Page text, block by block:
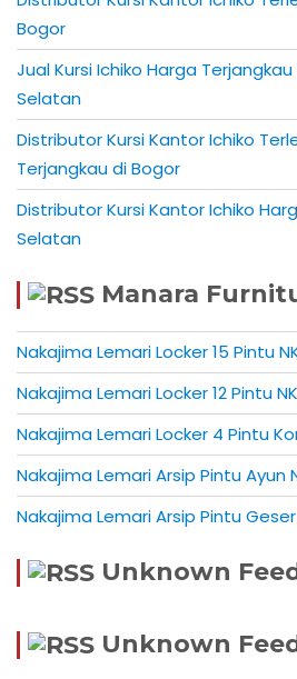
Bogor
Jual Kursi Ichiko Harga
Selatan
Distributor Kursi Kantor Ichiko
Terjangkau di Bogor
Distributor Kursi Kantor Ichiko
Selatan
Manara
Nakajima Lemari Locker 15 Pintu
Nakajima Lemari Locker 12 Pintu
Nakajima Lemari Locker 4 Pintu
Nakajima Lemari Arsip Pintu Ayun
Nakajima Lemari Arsip Pintu
Unknown
Unknown